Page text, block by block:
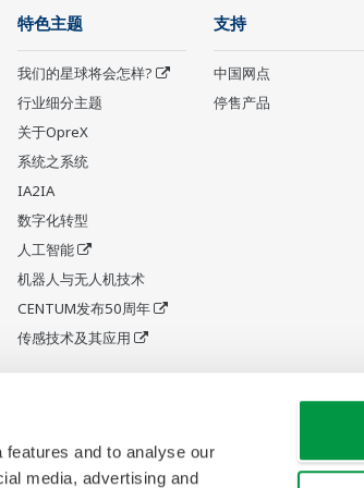
and to analyse our
media, advertising and
特色主题
我们的星球将会怎样?
行业细分主题
关于OpreX
系统之系统
IA2IA
数字化转型
人工智能
机器人与无人机技术
CENTUM发布50周年
传感技术及其应用
支持
中国网点
停售产品